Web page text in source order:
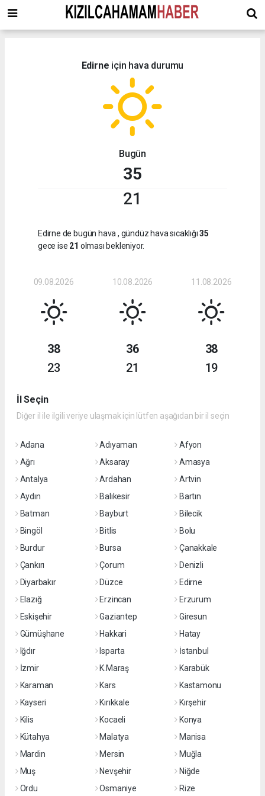
Edirne için hava durumu
Bugün
35
21
Edirne de bugün hava , gündüz hava sıcaklığı35
gece ise 21 olması bekleniyor.
09.08.2026
38
23
10.08.2026
36
21
11.08.2026
38
19
İl Seçin
Diğer il ile ilgili veriye ulaşmak için lütfen aşağıdan bir il seçin
Adana Adıyaman
Afyon
Ağrı
Aksaray
Amasya
Antalya
Ardahan
Artvin
Aydın
Balıkesir
Bartın
Batman
Bayburt
Bilecik
Bingöl
Bitlis
Bolu
Burdur
Bursa
Çanakkale
Çankırı
Çorum
Denizli
Diyarbakır
Düzce
Edirne
Elazığ
Erzincan
Erzurum
Eskişehir
Gaziantep
Giresun
Gümüşhane
Hakkari
Hatay
Iğdır
Isparta
İstanbul
İzmir
K.Maraş
Karabük
Karaman
Kars
Kastamonu
Kayseri
Kırıkkale
Kırşehir
Kilis
Kocaeli
Konya
Kütahya
Malatya
Manisa
Mardin
Mersin
Muğla
Muş
Nevşehir
Niğde
Ordu
Osmaniye Rize